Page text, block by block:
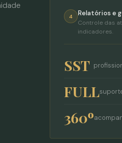
4 Relatórios e
Controle das
indicadores.
SST
FULL
360º